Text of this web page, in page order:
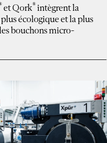
et Qork®intègrent la
écologique et la plus
bouchons micro-